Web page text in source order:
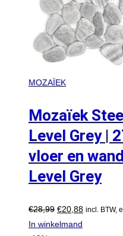
MOZAÏEK
Mozaïek
Level Grey |
vloer en
Level Grey
€28,99 €20,88 incl. BTW,
In winkelmand